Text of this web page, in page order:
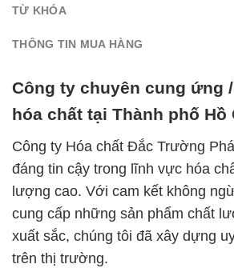
TỪ KHÓA
THÔNG TIN MUA HÀNG
Công ty chuyên cung ứng
hóa chất tại Thành phố Hồ
Công ty Hóa chất Đắc Trường
đáng tin cậy trong lĩnh vực hóa
lượng cao. Với cam kết không
cung cấp những sản phẩm chất
xuất sắc, chúng tôi đã xây dựng
trên thị trường.